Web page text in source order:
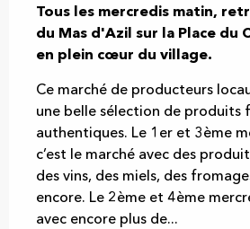
Tous les mercredis matin,
du Mas d'Azil sur la Place du
en plein cœur du village.
Ce marché de producteurs
une belle sélection de produits
authentiques. Le 1er et 3ème
c’est le marché avec des
des vins, des miels, des
encore. Le 2ème et 4ème
avec encore plus de...